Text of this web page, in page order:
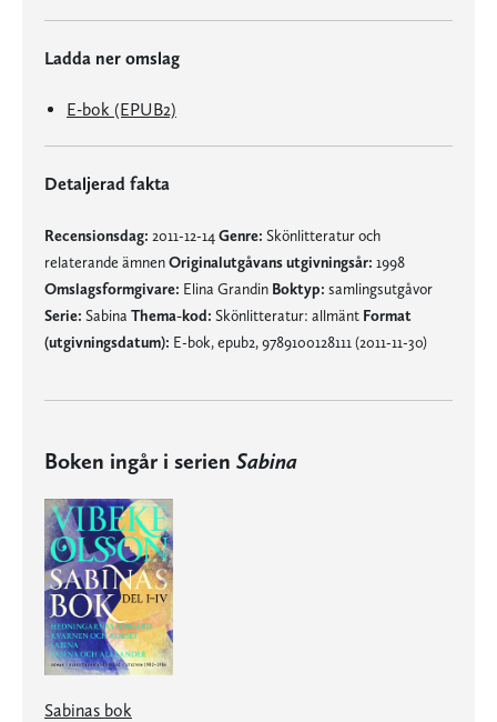
Ladda ner omslag
E-bok (EPUB2)
Detaljerad fakta
Recensionsdag: 2011-12-14 Genre: Skönlitteratur och
relaterande ämnenOriginalutgåvans utgivningsår: 1998
Omslagsformgivare: Elina Grandin Boktyp: samlingsutgåvor
Serie: Sabina Thema-kod: Skönlitteratur: allmänt Format
(utgivningsdatum): E-bok, epub2, 9789100128111 (2011-11-30)
Boken ingår i serien Sabina
Sabinas bok